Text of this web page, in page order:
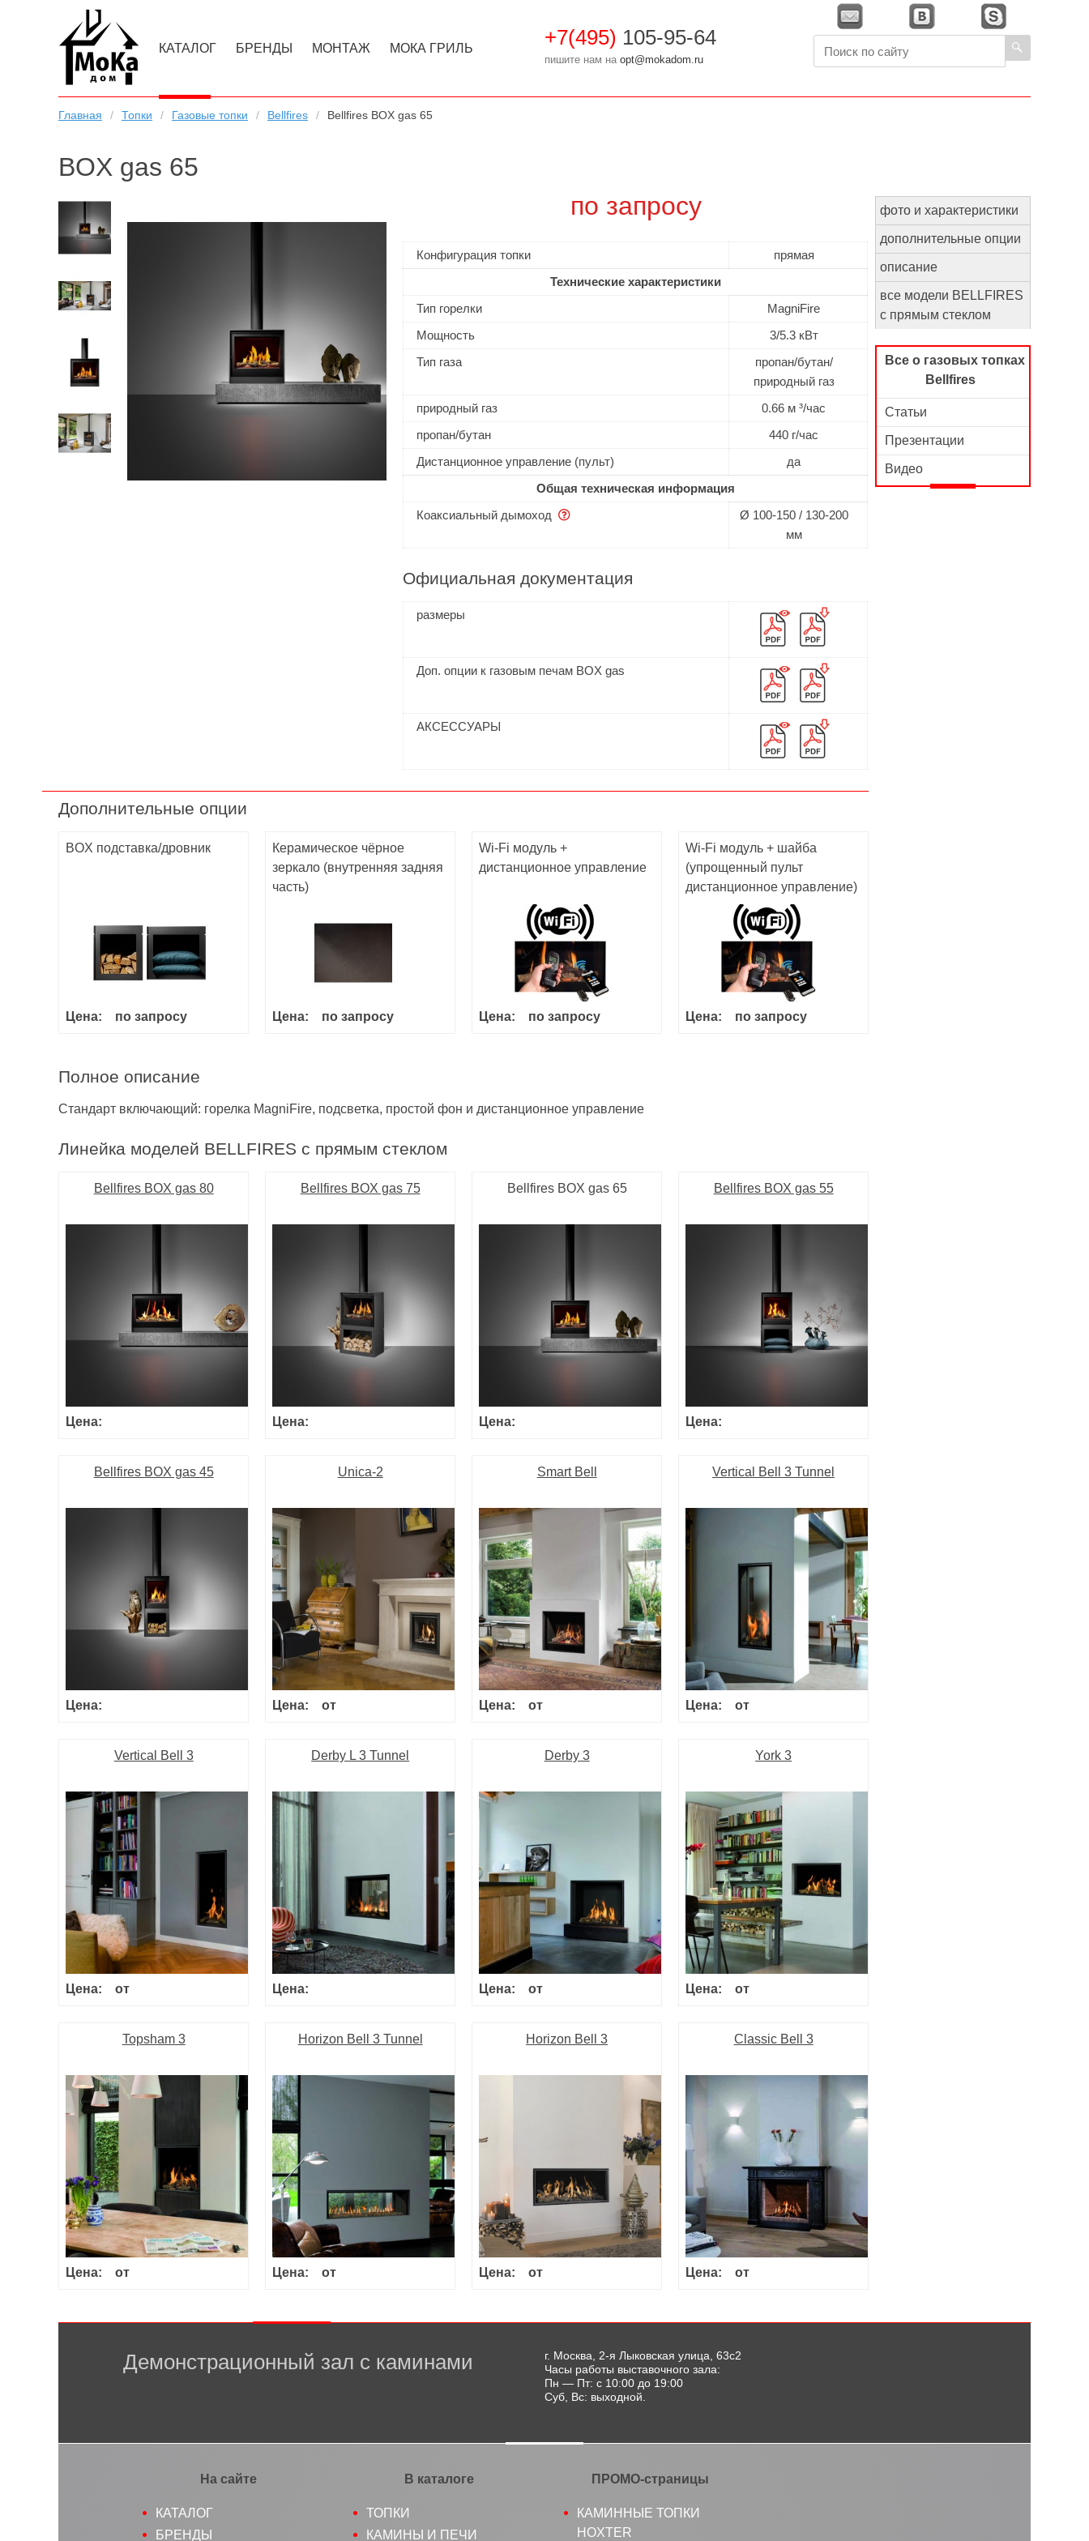
КАТАЛОГ БРЕНДЫ МОНТАЖ МОКА ГРИЛЬ +7(495) 105-95-64
пишите нам на opt@mokadom.ru
Главная Топки Газовые топки Bellfires Bellfires BOX gas 65
BOX gas 65
по запросу
Конфигурация топки
прямая
Технические характеристики
Тип горелки
MagniFire
Мощность
3/5.3 кВт
Тип газа
пропан/бутан/
природный газ
природный газ
0.66 м ³/час
пропан/бутан
440 г/час
Дистанционное управление (пульт)
да
Общая техническая информация
Коаксиальный дымоход
Ø 100-150 / 130-200
мм
Официальная документация
размеры
Доп. опции к газовым печам BOX gas
АКСЕССУАРЫ
Дополнительные опции
BOX подставка/дровник
Цена: по запросу
Керамическое чёрное
зеркало (внутренняя задняя
часть)
Цена: по запросу
Wi-Fi модуль +
дистанционное управление
Цена: по запросу
Wi-Fi модуль + шайба
(упрощенный пульт
дистанционное управление)
Цена: по запросу
Полное описание
Стандарт включающий: горелка MagniFire, подсветка, простой фон и дистанционное управление
Линейка моделей BELLFIRES с прямым стеклом
Bellfires BOX gas 80
Цена:
Bellfires BOX gas 75
Цена:
Bellfires BOX gas 65
Цена:
Bellfires BOX gas 55
Цена:
Bellfires BOX gas 45
Цена:
Unica-2
Цена: от
Smart Bell
Цена: от
Vertical Bell 3 Tunnel
Цена: от
Vertical Bell 3
Цена: от
Derby L 3 Tunnel
Цена:
Derby 3
Цена: от
York 3
Цена: от
Topsham 3
Цена: от
Horizon Bell 3 Tunnel
Цена: от
Horizon Bell 3
Цена: от
Classic Bell 3
Цена: от
фото и характеристики
дополнительные опции
описание
все модели BELLFIRES
с прямым стеклом
Все о газовых топках
Bellfires
Статьи
Презентации
Видео
Демонстрационный зал с каминами
г. Москва, 2-я Лыковская улица, 63с2
Часы работы выставочного зала:
Пн — Пт: с 10:00 до 19:00
Суб, Вс: выходной.
На сайте
КАТАЛОГ
БРЕНДЫ
В каталоге
ТОПКИ
КАМИНЫ И ПЕЧИ
ПРОМО-страницы
КАМИННЫЕ ТОПКИ
HOXTER